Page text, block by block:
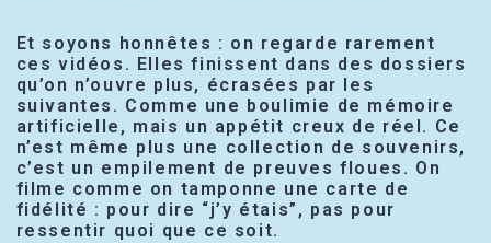
Et soyons honnêtes : on regarde rarement
ces vidéos. Elles finissent dans des dossiers
qu’on n’ouvre plus, écrasées par les
suivantes. Comme une boulimie de mémoire
artificielle, mais un appétit creux de réel. Ce
n’est même plus une collection de souvenirs,
c’est un empilement de preuves floues. On
filme comme on tamponne une carte de
fidélité : pour dire “j’y étais”, pas pour
ressentir quoi que ce soit.